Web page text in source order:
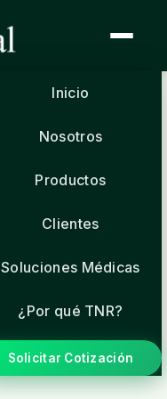
Inicio
Nosotros
Productos
Clientes
Soluciones Médicas
¿Por qué TNR?
Solicitar Cotización